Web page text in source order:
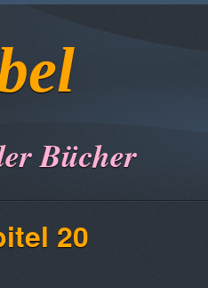
Bücher
20